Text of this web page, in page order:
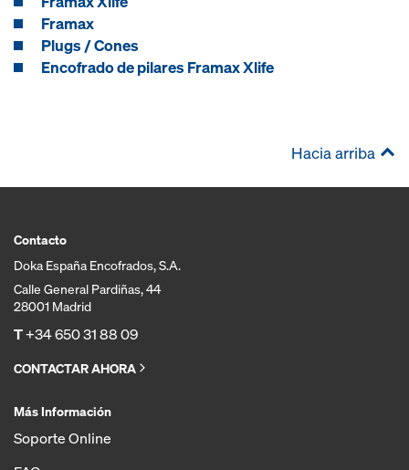
Framax
Plugs / Cones
Encofrado de pilares Framax Xlife
Hacia arriba
Contacto
Doka España Encofrados, S.A.
Calle General Pardiñas, 44
28001 Madrid
T+34 650 31 88 09
CONTACTAR AHORA
Más Información
Soporte Online